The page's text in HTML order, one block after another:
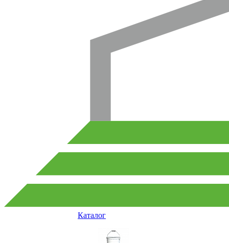
Каталог